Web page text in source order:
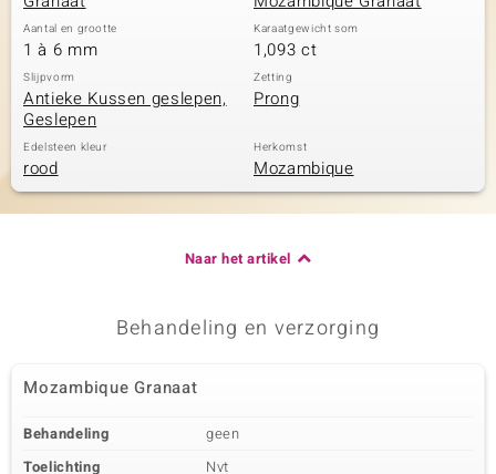
Aantal en grootte
1 à 6 mm
Karaatgewicht som
1,093 ct
Slijpvorm
Antieke Kussen geslepen,
Geslepen
Zetting
Prong
Edelsteen kleur
rood
Herkomst
Mozambique
Naar het artikel
Behandeling en verzorging
Mozambique Granaat
Behandeling
geen
Toelichting
Nvt